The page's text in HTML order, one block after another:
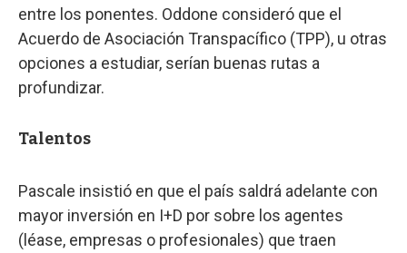
entre los ponentes. Oddone consideró que el
Acuerdo de Asociación Transpacífico (TPP), u otras
opciones a estudiar, serían buenas rutas a
profundizar.
Talentos
Pascale insistió en que el país saldrá adelante con
mayor inversión en I+D por sobre los agentes
(léase, empresas o profesionales) que traen